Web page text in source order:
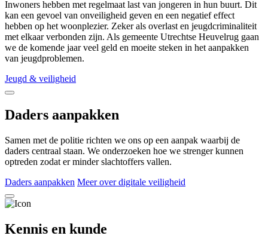
Inwoners hebben met regelmaat last van jongeren in hun buurt. Dit
kan een gevoel van onveiligheid geven en een negatief effect
hebben op het woonplezier. Zeker als overlast en jeugdcriminaliteit
met elkaar verbonden zijn. Als gemeente Utrechtse Heuvelrug gaan
we de komende jaar veel geld en moeite steken in het aanpakken
van jeugdproblemen.
Jeugd & veiligheid
Daders aanpakken
Samen met de politie richten we ons op een aanpak waarbij de
daders centraal staan. We onderzoeken hoe we strenger kunnen
optreden zodat er minder slachtoffers vallen.
Daders aanpakken Meer over digitale veiligheid
Kennis en kunde